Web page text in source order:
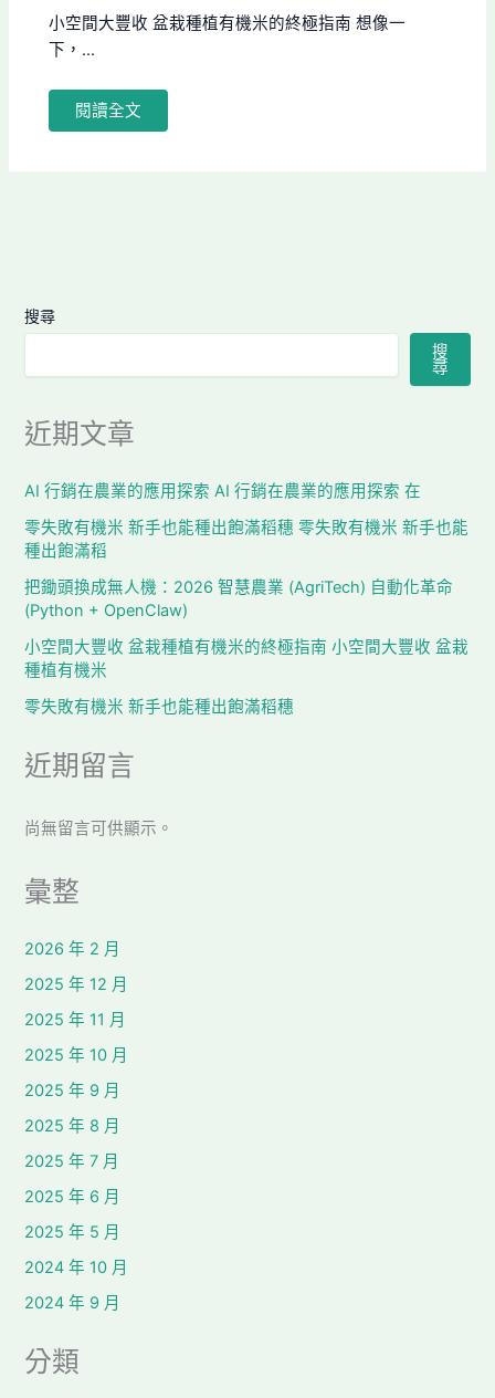
小空間大豐收 盆栽種植有機米的終極指南 想像一
下，...
閱讀全文
搜尋
搜
尋
近期文章
AI 行銷在農業的應用探索 AI 行銷在農業的應用探索 在
零失敗有機米 新手也能種出飽滿稻穗 零失敗有機米 新手也能
種出飽滿稻
把鋤頭換成無人機：2026 智慧農業 (AgriTech) 自動化革命
(Python + OpenClaw)
小空間大豐收 盆栽種植有機米的終極指南 小空間大豐收 盆栽
種植有機米
零失敗有機米 新手也能種出飽滿稻穗
近期留言
尚無留言可供顯示。
彙整
2026 年 2 月
2025 年 12 月
2025 年 11 月
2025 年 10 月
2025 年 9 月
2025 年 8 月
2025 年 7 月
2025 年 6 月
2025 年 5 月
2024 年 10 月
2024 年 9 月
分類